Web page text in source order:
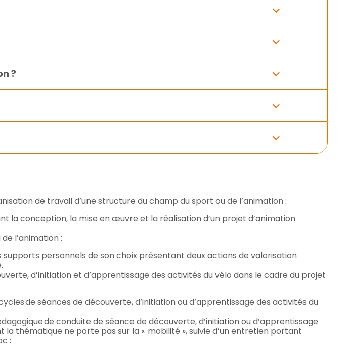
?
de travail d’une structure du champ du sport ou de l’animation :
conception, la mise en œuvre et la réalisation d’un projet d’animation
l’animation :
personnels de son choix présentant deux actions de valorisation
d’initiation et d’apprentissage des activités du vélo dans le cadre du projet
de séances de découverte, d’initiation ou d’apprentissage des activités du
de conduite de séance de découverte, d’initiation ou d’apprentissage
thématique ne porte pas sur la « mobilité », suivie d’un entretien portant
: